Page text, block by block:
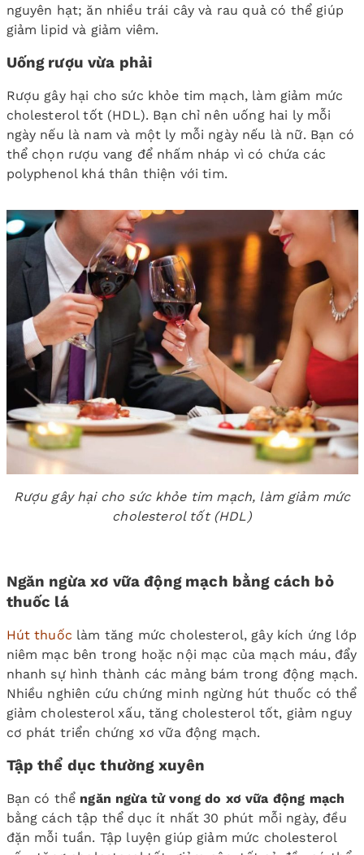
nguyên hạt; ăn nhiều trái cây và rau quả có thể giúp
giảm lipid và giảm viêm.
Uống rượu vừa phải
Rượu gây hại cho sức khỏe tim mạch, làm giảm mức
cholesterol tốt (HDL). Bạn chỉ nên uống hai ly mỗi
ngày nếu là nam và một ly mỗi ngày nếu là nữ. Bạn có
thể chọn rượu vang để nhấm nháp vì có chứa các
polyphenol khá thân thiện với tim.
Rượu gây hại cho sức khỏe tim mạch, làm giảm mức
cholesterol tốt (HDL)
Ngăn ngừa xơ vữa động mạch bằng cách bỏ
thuốc lá
Hút thuốc làm tăng mức cholesterol, gây kích ứng lớp
niêm mạc bên trong hoặc nội mạc của mạch máu, đẩy
nhanh sự hình thành các mảng bám trong động mạch.
Nhiều nghiên cứu chứng minh ngừng hút thuốc có thể
giảm cholesterol xấu, tăng cholesterol tốt, giảm nguy
cơ phát triển chứng xơ vữa động mạch.
Tập thể dục thường xuyên
Bạn có thể ngăn ngừa tử vong do xơ vữa động mạch
bằng cách tập thể dục ít nhất 30 phút mỗi ngày, đều
đặn mỗi tuần. Tập luyện giúp giảm mức cholesterol